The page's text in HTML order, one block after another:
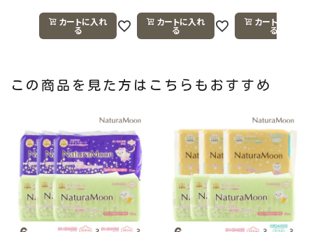
カートに入れ
る
カートに入れ
る
カートに入れ
る
この商品を見た方はこちらもおすすめ